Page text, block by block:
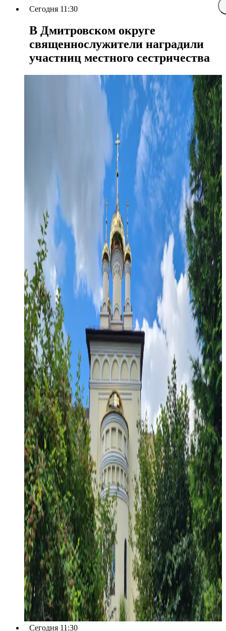
Сегодня 11:30
В Дмитровском округе
священнослужители наградили
участниц местного сестричества
Сегодня 11:30